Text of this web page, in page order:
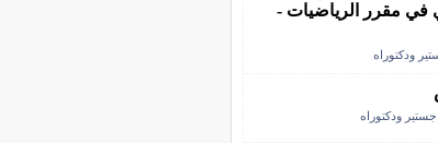
في مقرر الرياضيات -
ودكتوراه
ودكتوراه